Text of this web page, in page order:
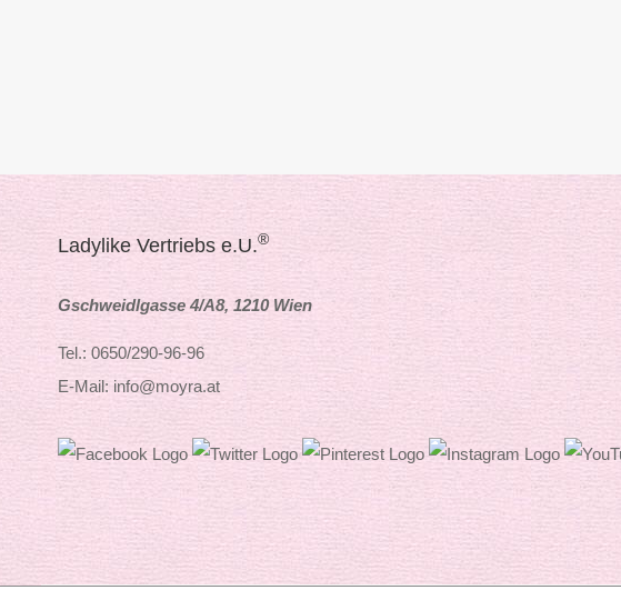
Ladylike Vertriebs e.U.®
Gschweidlgasse 4/A8, 1210 Wien
Tel.: 0650/290-96-96
E-Mail: info@moyra.at